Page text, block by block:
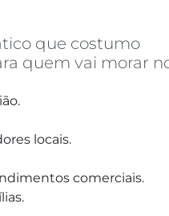
que costumo
quem vai morar
locais.
comerciais.